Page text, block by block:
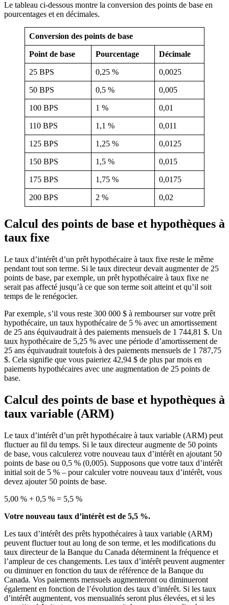
Le tableau ci-dessous montre la conversion des points de base en
pourcentages et en décimales.
Conversion des points de base
Point de base Pourcentage Décimale
25 BPS 0,25 % 0,0025
50 BPS 0,5 % 0,005
100 BPS 1 % 0,01
110 BPS 1,1 % 0,011
125 BPS 1,25 % 0,0125
150 BPS 1,5 % 0,015
175 BPS 1,75 % 0,0175
200 BPS 2 % 0,02
Calcul des points de base et hypothèques à
taux fixe
Le taux d’intérêt d’un prêt hypothécaire à taux fixe reste le même
pendant tout son terme. Si le taux directeur devait augmenter de 25
points de base, par exemple, un prêt hypothécaire à taux fixe ne
serait pas affecté jusqu’à ce que son terme soit atteint et qu’il soit
temps de le renégocier.
Par exemple, s’il vous reste 300 000 $ à rembourser sur votre prêt
hypothécaire, un taux hypothécaire de 5 % avec un amortissement
de 25 ans équivaudrait à des paiements mensuels de 1 744,81 $. Un
taux hypothécaire de 5,25 % avec une période d’amortissement de
25 ans équivaudrait toutefois à des paiements mensuels de 1 787,75
$. Cela signifie que vous paieriez 42,94 $ de plus par mois en
paiements hypothécaires avec une augmentation de 25 points de
base.
Calcul des points de base et hypothèques à
taux variable (ARM)
Le taux d’intérêt d’un prêt hypothécaire à taux variable (ARM) peut
fluctuer au fil du temps. Si le taux directeur augmente de 50 points
de base, vous calculerez votre nouveau taux d’intérêt en ajoutant 50
points de base ou 0,5 % (0,005). Supposons que votre taux d’intérêt
initial soit de 5 % – pour calculer votre nouveau taux d’intérêt, vous
devez ajouter 50 points de base.
5,00 % + 0,5 % = 5,5 %
Votre nouveau taux d’intérêt est de 5,5 %.
Les taux d’intérêt des prêts hypothécaires à taux variable (ARM)
peuvent fluctuer tout au long de son terme, et les modifications du
taux directeur de la Banque du Canada déterminent la fréquence et
l’ampleur de ces changements. Les taux d’intérêt peuvent augmenter
ou diminuer en fonction du taux de référence de la Banque du
Canada. Vos paiements mensuels augmenteront ou diminueront
également en fonction de l’évolution des taux d’intérêt. Si les taux
d’intérêt augmentent, vos mensualités seront plus élevées, et si les